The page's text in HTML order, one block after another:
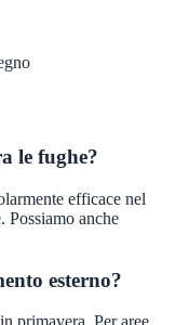
le fughe?
efficace nel
Possiamo anche
esterno?